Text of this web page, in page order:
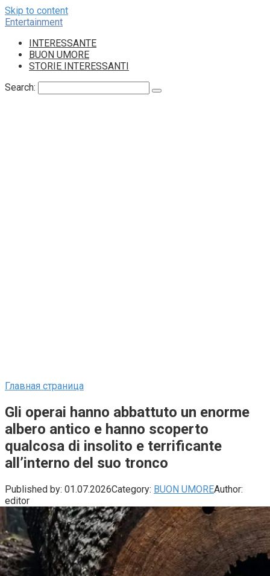
Skip to content
Entertainment
INTERESSANTE
BUON UMORE
STORIE INTERESSANTI
Search:
Главная страница
Gli operai hanno abbattuto un enorme
albero antico e hanno scoperto
qualcosa di insolito e terrificante
all’interno del suo tronco
Published by: 01.07.2026Category: BUON UMOREAuthor:
editor